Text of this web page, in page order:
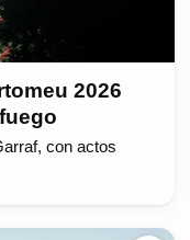
2026
con actos